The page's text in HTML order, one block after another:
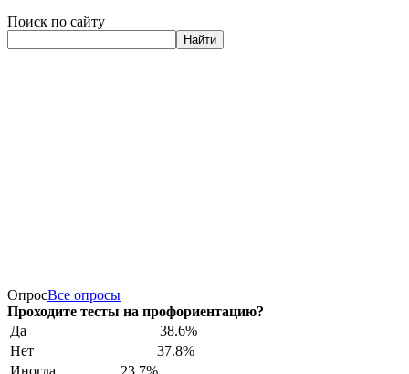
Поиск по сайту
Найти
ОпросВсе опросы
Проходите тесты на профориентацию?
Да
38.6%
Нет
37.8%